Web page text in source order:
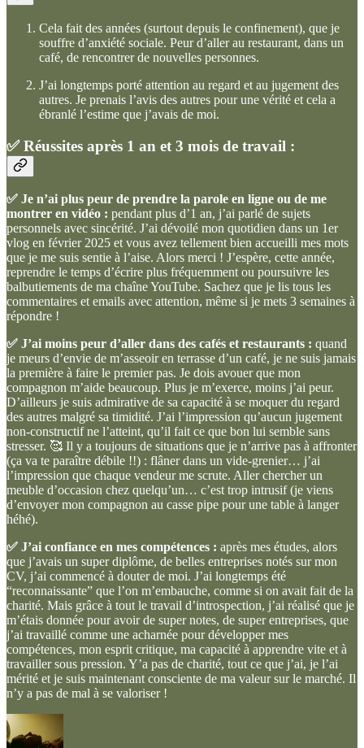
Cela fait des années (surtout depuis le confinement), que je
souffre d’anxiété sociale. Peur d’aller au restaurant, dans un
café, de rencontrer de nouvelles personnes.
J’ai longtemps porté attention au regard et au jugement des
autres. Je prenais l’avis des autres pour une vérité et cela a
ébranlé l’estime que j’avais de moi.
✅Réussites après 1 an et 3 mois de travail :
✅ Je n’ai plus peur de prendre la parole en ligne ou de me
montrer en vidéo : pendant plus d’1 an, j’ai parlé de sujets
personnels avec sincérité. J’ai dévoilé mon quotidien dans un 1er
vlog en février 2025 et vous avez tellement bien accueilli mes mots
que je me suis sentie à l’aise. Alors merci ! J’espère, cette année,
reprendre le temps d’écrire plus fréquemment ou poursuivre les
balbutiements de ma chaîne YouTube. Sachez que je lis tous les
commentaires et emails avec attention, même si je mets 3 semaines à
répondre !
✅ J’ai moins peur d’aller dans des cafés et restaurants : quand
je meurs d’envie de m’asseoir en terrasse d’un café, je ne suis jamais
la première à faire le premier pas. Je dois avouer que mon
compagnon m’aide beaucoup. Plus je m’exerce, moins j’ai peur.
D’ailleurs je suis admirative de sa capacité à se moquer du regard
des autres malgré sa timidité. J’ai l’impression qu’aucun jugement
non-constructif ne l’atteint, qu’il fait ce que bon lui semble sans
stresser. 🥰 Il y a toujours de situations que je n’arrive pas à affronter
(ça va te paraître débile !!) : flâner dans un vide-grenier… j’ai
l’impression que chaque vendeur me scrute. Aller chercher un
meuble d’occasion chez quelqu’un… c’est trop intrusif (je viens
d’envoyer mon compagnon au casse pipe pour une table à langer
héhé).
✅ J’ai confiance en mes compétences : après mes études, alors
que j’avais un super diplôme, de belles entreprises notés sur mon
CV, j’ai commencé à douter de moi. J’ai longtemps été
“reconnaissante” que l’on m’embauche, comme si on avait fait de la
charité. Mais grâce à tout le travail d’introspection, j’ai réalisé que je
m’étais donnée pour avoir de super notes, de super entreprises, que
j’ai travaillé comme une acharnée pour développer mes
compétences, mon esprit critique, ma capacité à apprendre vite et à
travailler sous pression. Y’a pas de charité, tout ce que j’ai, je l’ai
mérité et je suis maintenant consciente de ma valeur sur le marché. Il
n’y a pas de mal à se valoriser !